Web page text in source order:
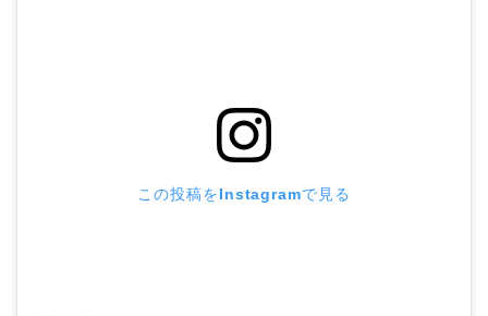
この投稿をInstagramで見る